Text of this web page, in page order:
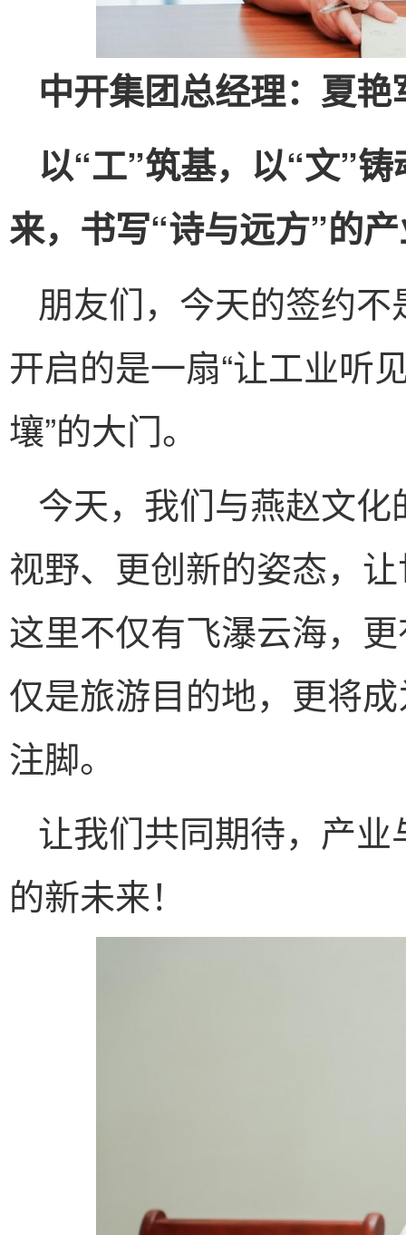
中开集团总经理：夏
以“工”筑基，以“文”
来，书写“诗与远方”的
朋友们，今天的签约
开启的是一扇“让工业听
壤”的大门。
今天，我们与燕赵文
视野、更创新的姿态，
这里不仅有飞瀑云海，
仅是旅游目的地，更将
注脚。
让我们共同期待，产
的新未来！